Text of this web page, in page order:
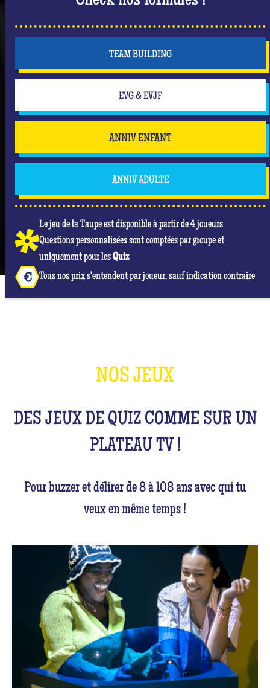
TEAM BUILDING
EVG & EVJF
ANNIV ENFANT
ANNIV ADULTE
Le jeu de la Taupe est disponible à partir de 4 joueurs
Questions personnalisées sont comptées par groupe et
uniquement pour lesQuiz
Tous nos prix s'entendent par joueur, sauf indication contraire
NOS JEUX
DES JEUX DE QUIZ COMME SUR UN
PLATEAU TV !
Pour buzzer et délirer de 8 à 108 ans avec qui tu
veux en même temps !